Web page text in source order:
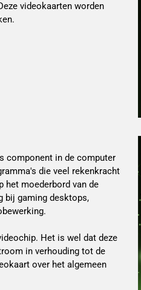
videokaarten worden
component in de computer
die veel rekenkracht
het moederbord van de
bij gaming desktops,
Het is wel dat deze
in verhouding tot de
over het algemeen